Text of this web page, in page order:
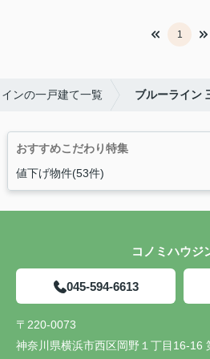
1
ンの一戸建て一覧 ブルーライン
おすすめこだわり特集
値下げ物件(53件)
コノミハウジ
045-594-6613
〒220-0073
神奈川県横浜市西区岡野１丁目16-16